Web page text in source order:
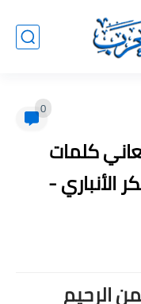
0
كلمات
الأنباري -
الرحيم